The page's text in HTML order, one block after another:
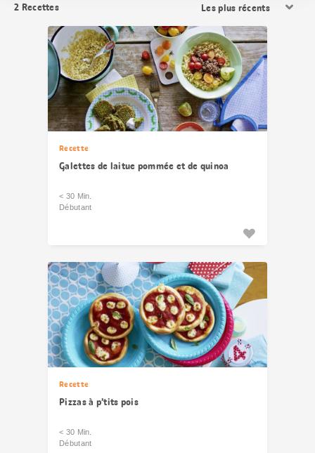
2 Recettes
les
résultats
Recette
Galettes de laitue pommée et de quinoa
< 30 Min.
Débutant
Recette
Pizzas à p’tits pois
< 30 Min.
Débutant